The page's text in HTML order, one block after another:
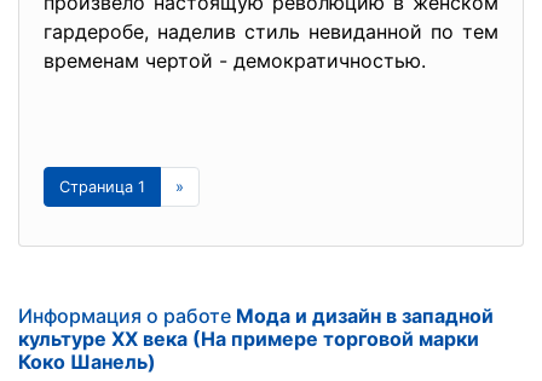
гардеробе, наделив стиль невиданной по тем
временам чертой - демократичностью.
Страница 1 »
Информация о работе Мода и дизайн в западной
культуре XX века (На примере торговой марки
Коко Шанель)